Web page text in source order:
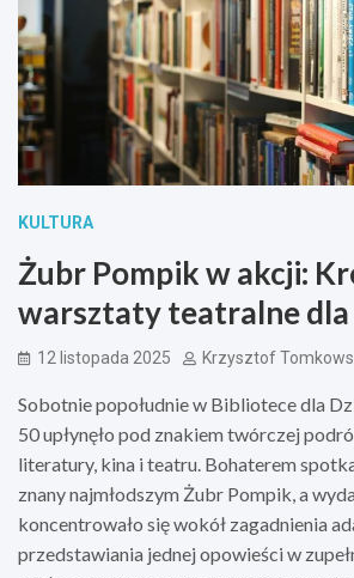
KULTURA
Żubr Pompik w akcji:
warsztaty teatralne dla
12 listopada 2025 Krzysztof
Sobotnie popołudnie w Bibliotece dla
50 upłynęło pod znakiem twórczej
literatury, kina i teatru. Bohaterem
znany najmłodszym Żubr Pompik, a
koncentrowało się wokół zagadnienia
przedstawiania jednej opowieści w